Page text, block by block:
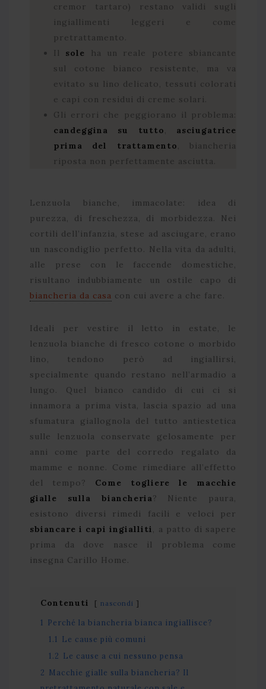
cremor tartaro) restano validi sugli
ingiallimenti leggeri e come
pretrattamento.
Il sole ha un reale potere sbiancante
sul cotone bianco resistente, ma va
evitato su lino delicato, tessuti colorati
e capi con residui di creme solari.
Gli errori che peggiorano il problema:
candeggina su tutto, asciugatrice
prima del trattamento, biancheria
riposta non perfettamente asciutta.
Lenzuola bianche, immacolate: idea di
purezza, di freschezza, di morbidezza. Nei
cortili dell’infanzia, stese ad asciugare, erano
un nascondiglio perfetto. Nella vita da adulti,
alle prese con le faccende domestiche,
risultano indubbiamente un ostile capo di
biancheria da casa con cui avere a che fare.
Ideali per vestire il letto in estate, le
lenzuola bianche di fresco cotone o morbido
lino, tendono però ad ingiallirsi,
specialmente quando restano nell’armadio a
lungo. Quel bianco candido di cui ci si
innamora a prima vista, lascia spazio ad una
sfumatura giallognola del tutto antiestetica
sulle lenzuola conservate gelosamente per
anni come parte del corredo regalato da
mamme e nonne. Come rimediare all’effetto
del tempo? Come togliere le macchie
gialle sulla biancheria? Niente paura,
esistono diversi rimedi facili e veloci per
sbiancare i capi ingialliti, a patto di sapere
prima da dove nasce il problema come
insegna Carillo Home.
Contenuti nascondi
1
Perché la biancheria bianca ingiallisce?
1.1
Le cause più comuni
1.2 Le cause a cui nessuno pensa
2 Macchie gialle sulla biancheria? Il